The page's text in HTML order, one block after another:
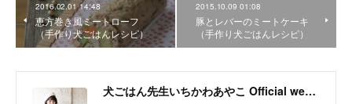
2016.02.01 14:48
恵方巻き風ミートローフ
（手作り犬ごはんレシピ）
2015.10.09 01:08
豚とレバーのミートケーキ
（手作り犬ごはんレシピ）
犬ごはん先生いちかわあやこ Official web site